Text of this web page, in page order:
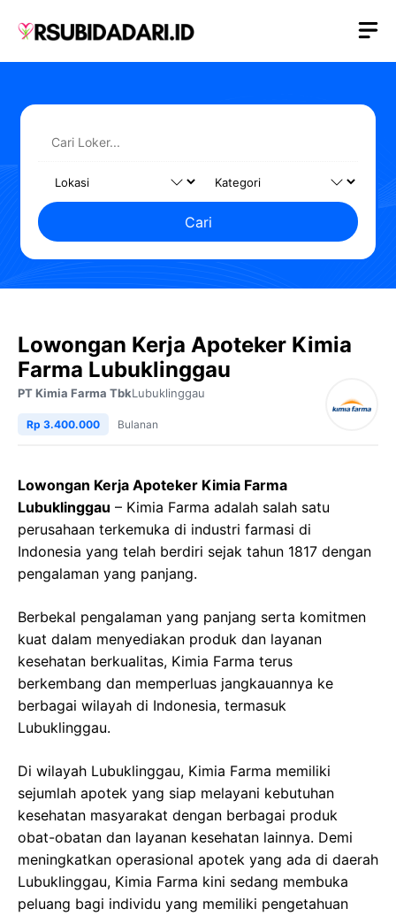
Cari
Lowongan Kerja Apoteker Kimia
Farma Lubuklinggau
PT Kimia Farma TbkLubuklinggau
Rp 3.400.000 Bulanan
Lowongan Kerja Apoteker Kimia Farma
Lubuklinggau – Kimia Farma adalah salah satu
perusahaan terkemuka di industri farmasi di
Indonesia yang telah berdiri sejak tahun 1817 dengan
pengalaman yang panjang.
Berbekal pengalaman yang panjang serta komitmen
kuat dalam menyediakan produk dan layanan
kesehatan berkualitas, Kimia Farma terus
berkembang dan memperluas jangkauannya ke
berbagai wilayah di Indonesia, termasuk
Lubuklinggau.
Di wilayah Lubuklinggau, Kimia Farma memiliki
sejumlah apotek yang siap melayani kebutuhan
kesehatan masyarakat dengan berbagai produk
obat-obatan dan layanan kesehatan lainnya. Demi
meningkatkan operasional apotek yang ada di daerah
Lubuklinggau, Kimia Farma kini sedang membuka
peluang bagi individu yang memiliki pengetahuan